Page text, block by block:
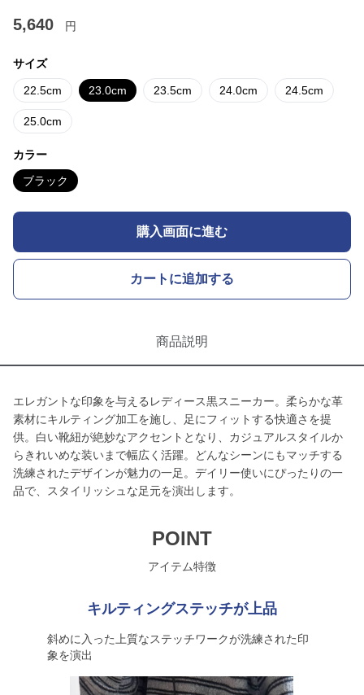
5,640 円
サイズ
22.5cm 23.0cm 23.5cm 24.0cm 24.5cm
25.0cm
カラー
ブラック
購入画面に進む
カートに追加する
商品説明
エレガントな印象を与えるレディース黒スニーカー。柔らかな革
素材にキルティング加工を施し、足にフィットする快適さを提
供。白い靴紐が絶妙なアクセントとなり、カジュアルスタイルか
らきれいめな装いまで幅広く活躍。どんなシーンにもマッチする
洗練されたデザインが魅力の一足。デイリー使いにぴったりの一
品で、スタイリッシュな足元を演出します。
POINT
アイテム特徴
キルティングステッチが上品
斜めに入った上質なステッチワークが洗練された印
象を演出